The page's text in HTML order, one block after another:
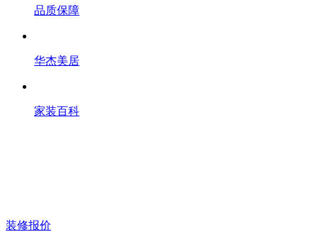
品质保障
华杰美居
家装百科
装修报价